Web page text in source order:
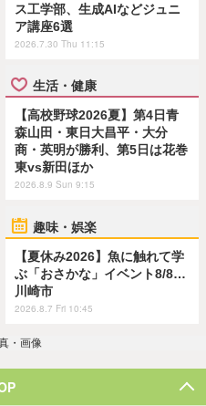
ス工学部、生成AIなどジュニ
ア講座6選
2026.7.30 Thu 11:15
生活・健康
【高校野球2026夏】第4日青
森山田・東日大昌平・大分
商・英明が勝利、第5日は花巻
東vs新田ほか
2026.8.9 Sun 9:15
趣味・娯楽
【夏休み2026】魚に触れて学
ぶ「おさかな」イベント8/8…
川崎市
2026.8.7 Fri 10:45
・画像